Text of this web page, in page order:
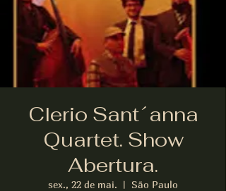
Clerio Sant´anna
Quartet. Show
Abertura.
sex., 22 de mai.
  |
São Paulo